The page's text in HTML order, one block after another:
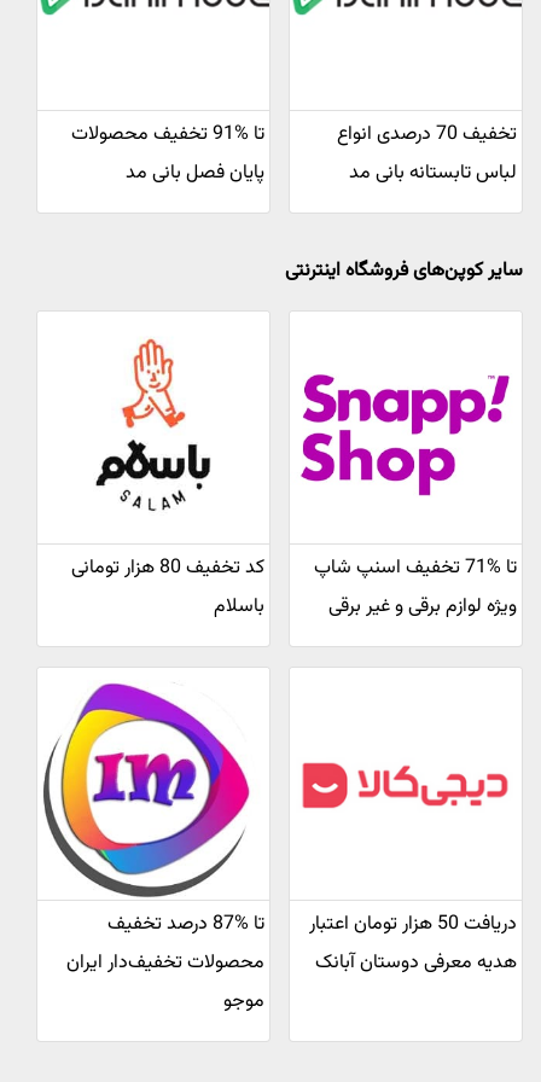
تخفیف 70 درصدی انواع
لباس تابستانه بانی مد
تا %91 تخفیف محصولات
پایان فصل بانی مد
سایر کوپن‌های فروشگاه اینترنتی
تا %71 تخفیف اسنپ شاپ
ویژه لوازم برقی و غیر برقی
کد تخفیف 80 هزار تومانی
باسلام
دریافت 50 هزار تومان اعتبار
هدیه معرفی دوستان آبانک
تا %87 درصد تخفیف
محصولات تخفیف‌دار ایران
موجو